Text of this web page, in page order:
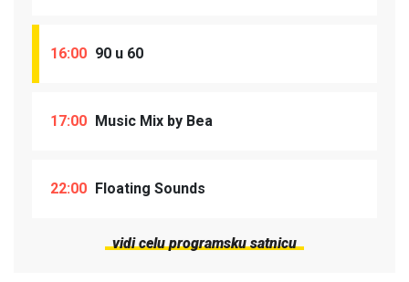
16:00 90 u 60
17:00 Music Mix by Bea
22:00 Floating Sounds
vidi celu programsku satnicu